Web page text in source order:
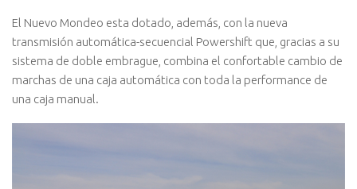
El Nuevo Mondeo esta dotado, además, con la nueva
transmisión automática-secuencial Powershift que, gracias a su
sistema de doble embrague, combina el confortable cambio de
marchas de una caja automática con toda la performance de
una caja manual.